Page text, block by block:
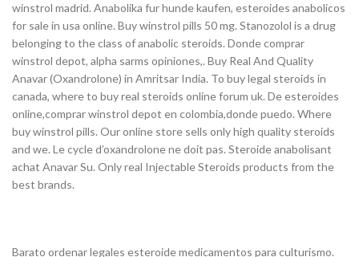
winstrol madrid. Anabolika fur hunde kaufen, esteroides anabolicos
for sale in usa online. Buy winstrol pills 50 mg. Stanozolol is a drug
belonging to the class of anabolic steroids. Donde comprar
winstrol depot, alpha sarms opiniones,. Buy Real And Quality
Anavar (Oxandrolone) in Amritsar India. To buy legal steroids in
canada, where to buy real steroids online forum uk. De esteroides
online,comprar winstrol depot en colombia,donde puedo. Where
buy winstrol pills. Our online store sells only high quality steroids
and we. Le cycle d’oxandrolone ne doit pas. Steroide anabolisant
achat Anavar Su. Only real Injectable Steroids products from the
best brands.
Barato ordenar legales esteroide medicamentos para culturismo.